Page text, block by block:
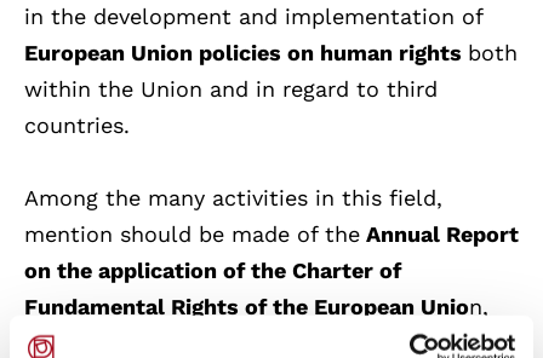
in the development and implementation of
European Union policies on human rights both
within the Union and in regard to third
countries.
Among the many activities in this field,
mention should be made of the Annual Report
on the application of the Charter of
Fundamental Rights of the European Union,
which from 2021 gathers the main